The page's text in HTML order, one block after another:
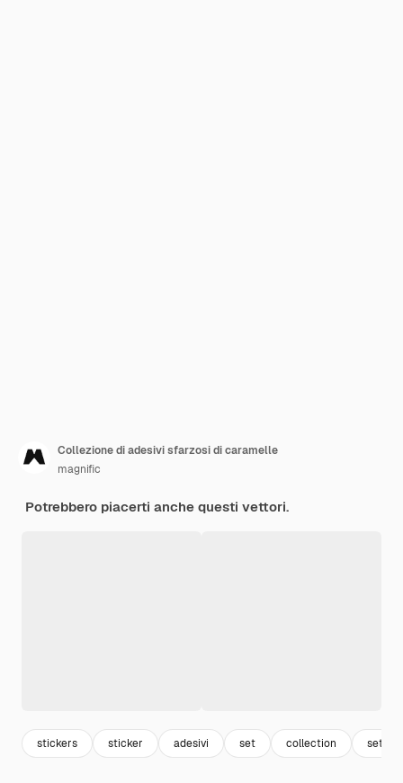
Collezione di adesivi sfarzosi di caramelle
magnific
Potrebbero piacerti anche questi vettori.
stickers sticker adesivi set collection set